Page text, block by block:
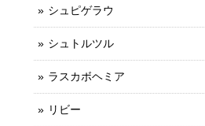
シュピゲラウ
シュトルツル
ラスカボヘミア
リビー